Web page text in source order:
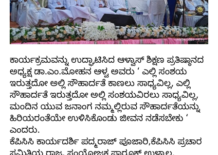
ಕಾರ್ಯಕ್ರಮವನ್ನು ಉದ್ಘಾಟಿಸಿದ ಆಳ್ವಾಸ್ ಶಿಕ್ಷಣ ಪ್ರತಿಷ್ಠಾನದ
ಅಧ್ಯಕ್ಷ ಡಾ.ಎಂ.ಮೋಹನ ಆಳ್ವ ಅವರು ‘ ಎಲ್ಲಿ ಸಂಶಯ
ಇರುತ್ತದೋ ಅಲ್ಲಿ ಸೌಹಾರ್ದತೆ ಕಾಣಲು ಸಾಧ್ಯವಿಲ್ಲ, ಎಲ್ಲಿ
ಸೌಹಾರ್ದತೆ ಇರುತ್ತದೋ ಅಲ್ಲಿ ಸಂಶಯವಿರಲು ಸಾಧ್ಯವಿಲ್ಲ,
ಮಂದಿನ ಯುವ ಜನಾಂಗ ನಮ್ಮಲ್ಲಿರುವ ಸೌಹಾರ್ದತೆಯನ್ನು
ಹಿರಿಯರಂತೆಯೇ ಉಳಿಸಿಕೊಂಡು ಜೀವನ ನಡೆಸಬೇಕು ‘
ಎಂದರು.
‌ಕೆಪಿಸಿಸಿ ಕಾರ್ಯದರ್ಶಿ ಪದ್ಮರಾಜ್ ಪೂಜಾರಿ,ಕೆಪಿಸಿಸಿ ಪ್ರಚಾರ